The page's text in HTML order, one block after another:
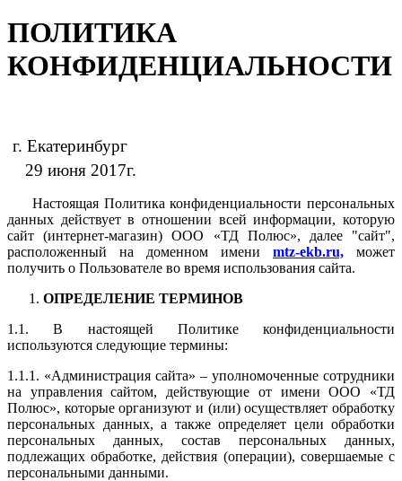
ПОЛИТИКА
КОНФИДЕНЦИАЛЬНОСТИ
г. Екатеринбург
29 июня 2017г.
Настоящая Политика конфиденциальности персональных
данных действует в отношении всей информации, которую
сайт(интернет-магазин) ООО «ТД Полюс», далее "сайт",
расположенный на доменном имени mtz-ekb.ru, может
получить о Пользователе во время использования сайта.
ОПРЕДЕЛЕНИЕ ТЕРМИНОВ
1.1. В настоящей Политике конфиденциальности
используются следующие термины:
1.1.1. «Администрация сайта» – уполномоченные сотрудники
на управления сайтом, действующие от имени ООО «ТД
Полюс», которые организуют и (или) осуществляет обработку
персональных данных, а также определяет цели обработки
персональных данных, состав персональных данных,
подлежащих обработке, действия (операции), совершаемые с
персональными данными.